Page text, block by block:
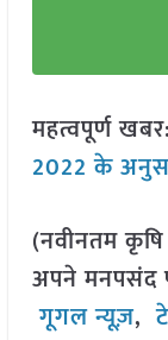
महत्वपूर्ण खबर:
2022 के
(नवीनतम
अपने मनपसंद
गूगल न्यूज़,